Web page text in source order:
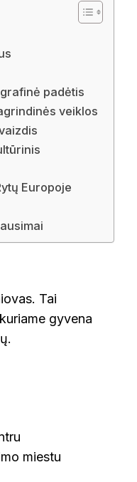
padėtis
veiklos
Europoje
Tai
gyvena
miestu